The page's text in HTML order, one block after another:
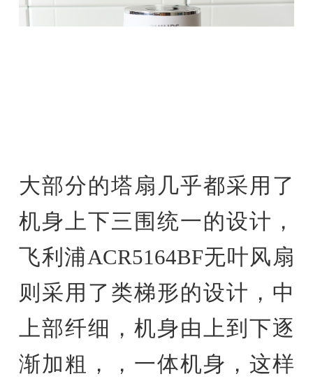
大部分的塔扇几乎都采用了
机身上下三围统一的设计，
飞利浦ACR5164BF无叶风扇
则采用了类梯形的设计，中
上部纤细，机身由上到下逐
渐加粗，，一体机身，这样